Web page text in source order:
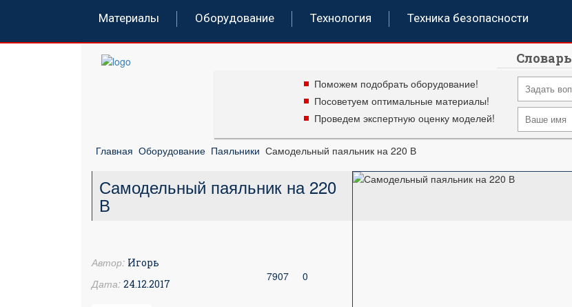
Материалы Оборудование Технология Техника безопасности
Словарь
Поможем подобрать оборудование!
Посоветуем оптимальные материалы!
Проведем экспертную оценку моделей!
Главная Оборудование Паяльники Самодельный паяльник на 220 В
Самодельный паяльник на 220
В
Автор: Игорь
Дата: 24.12.2017
7907 0